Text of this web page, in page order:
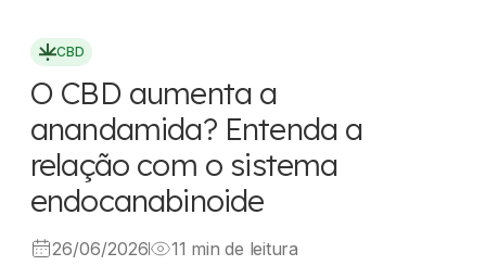
CBD
O CBD aumenta a
anandamida? Entenda a
relação com o sistema
endocanabinoide
26/06/2026 11 min de leitura